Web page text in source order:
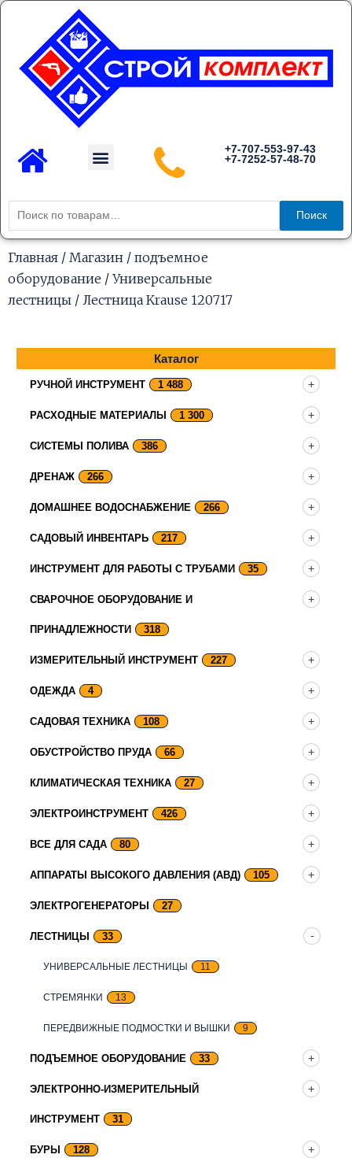
Перейти
содержимому
Menu
+7-707-553-97-43
+7-7252-57-48-70
Искать:
Поиск
Главная / Магазин / подъемное
оборудование / Универсальные
лестницы / Лестница Krause 120717
Каталог
РУЧНОЙ ИНСТРУМЕНТ 1 488
РАСХОДНЫЕ МАТЕРИАЛЫ 1 300
СИСТЕМЫ ПОЛИВА 386
ДРЕНАЖ 266
ДОМАШНЕЕ ВОДОСНАБЖЕНИЕ 266
САДОВЫЙ ИНВЕНТАРЬ 217
ИНСТРУМЕНТ ДЛЯ РАБОТЫ С ТРУБАМИ 35
СВАРОЧНОЕ ОБОРУДОВАНИЕ И
ПРИНАДЛЕЖНОСТИ 318
ИЗМЕРИТЕЛЬНЫЙ ИНСТРУМЕНТ 227
ОДЕЖДА 4
САДОВАЯ ТЕХНИКА 108
ОБУСТРОЙСТВО ПРУДА 66
КЛИМАТИЧЕСКАЯ ТЕХНИКА 27
ЭЛЕКТРОИНСТРУМЕНТ 426
ВСЕ ДЛЯ САДА 80
АППАРАТЫ ВЫСОКОГО ДАВЛЕНИЯ (АВД) 105
ЭЛЕКТРОГЕНЕРАТОРЫ 27
ЛЕСТНИЦЫ 33
УНИВЕРСАЛЬНЫЕ ЛЕСТНИЦЫ 11
СТРЕМЯНКИ 13
ПЕРЕДВИЖНЫЕ ПОДМОСТКИ И ВЫШКИ 9
ПОДЪЕМНОЕ ОБОРУДОВАНИЕ 33
ЭЛЕКТРОННО-ИЗМЕРИТЕЛЬНЫЙ
ИНСТРУМЕНТ 31
БУРЫ 128